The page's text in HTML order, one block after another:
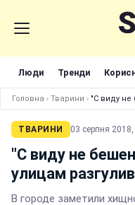
Люди Тренди
Головна › Тварини › "С виду не
ТВАРИНИ 03 серпня
"С виду не
улицам
В городе заметили